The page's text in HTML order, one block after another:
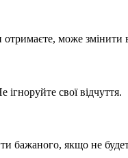
може змінити
свої відчуття.
бажаного, якщо не